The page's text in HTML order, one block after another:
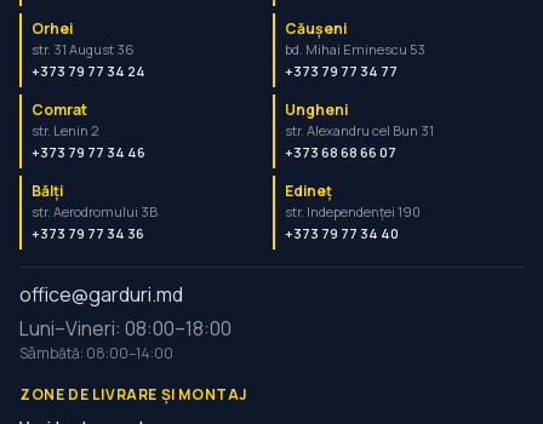
Orhei
str. 31 August 36
+373 79 77 34 24
Căușeni
bd. Mihai Eminescu 53
+373 79 77 34 77
Comrat
str. Lenin 2
+373 79 77 34 46
Ungheni
str. Alexandru cel Bun 31
+373 68 68 66 07
Bălți
str. Aerodromului 3B
+373 79 77 34 36
Edineț
str. Independenței 190
+373 79 77 34 40
office@garduri.md
Luni–Vineri: 08:00–18:00
Sâmbătă: 08:00–14:00
ZONE DE LIVRARE ȘI MONTAJ